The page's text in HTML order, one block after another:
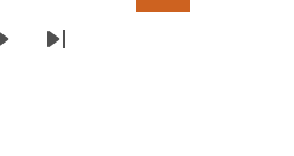
NächsteLetzte